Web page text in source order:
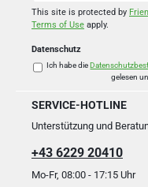
*
This site is protected by
Terms of Use apply.
Datenschutz
Ich habe die
gelesen
SERVICE-HOTLINE
Unterstützung und
+43 6229 20410
Mo-Fr, 08:00 - 17:15 Uhr